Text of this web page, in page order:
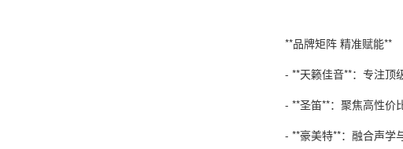
**品牌矩阵 精准赋能**
- **天籁佳音**：专注顶
- **圣笛**：聚焦高性价
- **豪美特**：融合声学